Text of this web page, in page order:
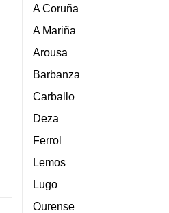
A Coruña
A Mariña
Arousa
Barbanza
Carballo
Deza
Ferrol
Lemos
Lugo
Ourense